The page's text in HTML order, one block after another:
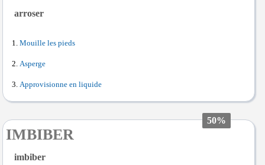
arroser
Mouille les pieds
Asperge
Approvisionne en liquide
50%
IMBIBER
imbiber